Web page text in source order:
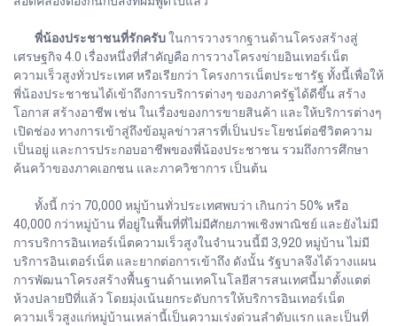
พี่น้องประชาชนที่รักครับในการวางรากฐานด้านโครงสร้างสู่
เศรษฐกิจ 4.0 เรื่องหนึ่งที่สำคัญคือ การวางโครงข่ายอินเทอร์เน็ต
ความเร็วสูงทั่วประเทศ หรือเรียกว่า โครงการเน็ตประชารัฐ ทั้งนี้เพื่อให้
พี่น้องประชาชนได้เข้าถึงการบริการต่างๆ ของภาครัฐได้ดีขึ้น สร้าง
โอกาส สร้างอาชีพ เช่น ในเรื่องของการขายสินค้า และให้บริการต่างๆ
เปิดช่อง ทางการเข้าสู่ถึงข้อมูลข่าวสารที่เป็นประโยชน์ต่อชีวิตความ
เป็นอยู่ และการประกอบอาชีพของพี่น้องประชาชน รวมถึงการศึกษา
ค้นคว้าของภาคเอกชน และภาควิชาการ เป็นต้น
ทั้งนี้ กว่า 70,000 หมู่บ้านทั่วประเทศพบว่า เกินกว่า 50% หรือ
40,000 กว่าหมู่บ้าน ที่อยู่ในพื้นที่ที่ไม่มีศักยภาพเชิงพาณิชย์ และยังไม่มี
การบริการอินเทอร์เน็ตความเร็วสูงในจำนวนนี้มี 3,920 หมู่บ้าน ไม่มี
บริการอินเตอร์เน็ต และยากต่อการเข้าถึง ดังนั้น รัฐบาลจึงได้วางแผน
การพัฒนาโครงสร้างพื้นฐานด้านเทคโนโลยีสารสนเทศนี้มาตั้งแตต่
ห้วงปลายปีที่แล้ว โดยมุ่งเน้นยกระดับการให้บริการอินเทอร์เน็ต
ความเร็วสูงแก่หมู่บ้านเหล่านี้เป็นความเร่งด่วนลำดับแรก และเป็นที่